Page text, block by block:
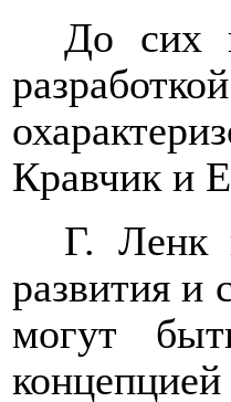
До сих
Кравчик и
Г. Ленк
развития и
могут